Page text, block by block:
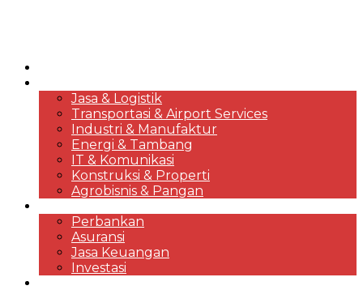
Jasa & Logistik
Transportasi & Airport Services
Industri & Manufaktur
Energi & Tambang
IT & Komunikasi
Konstruksi & Properti
Agrobisnis & Pangan
Perbankan
Asuransi
Jasa Keuangan
Investasi